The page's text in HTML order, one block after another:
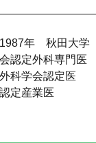
年 秋田大学
認定外科専門医
科学会認定医
定産業医